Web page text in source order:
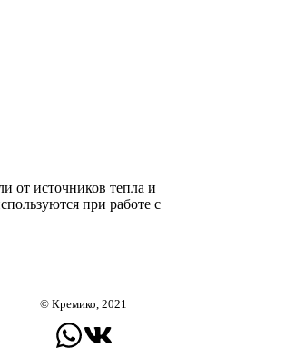
от источников тепла и
при работе с
© Кремико, 2021